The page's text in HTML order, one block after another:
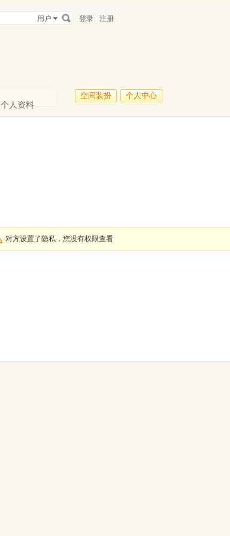
用户 登录 注册
空间装扮 个人中心
个人资料
对方设置了隐私，您没有权限查看